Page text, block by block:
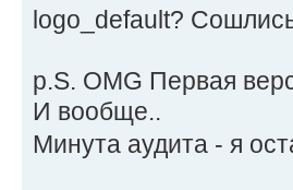
logo_default?
p.S. OMG Первая
И вообще..
Минута аудита - я